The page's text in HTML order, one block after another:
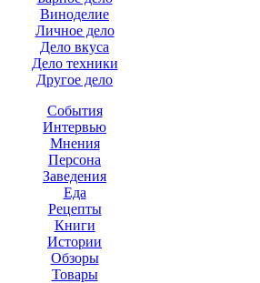
Виноделие
Личное дело
Дело вкуса
Дело техники
Другое дело
События
Интервью
Мнения
Персона
Заведения
Еда
Рецепты
Книги
Истории
Обзоры
Товары